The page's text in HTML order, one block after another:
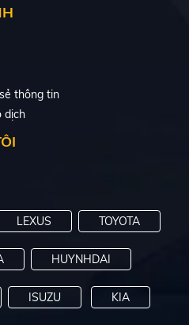
thông tin
dịch
LEXUS TOYOTA
HUYNHDAI
ISUZU KIA